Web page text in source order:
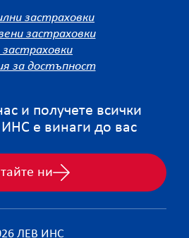
застраховки
застраховки
за достъпност
и получете всички
е винаги до вас
ни
ЛЕВ ИНС